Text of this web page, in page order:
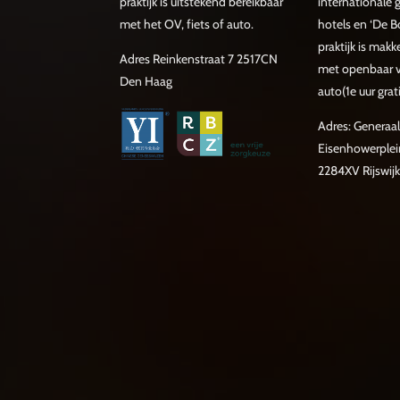
met het OV, fiets of auto.
Adres Reinkenstraat 7 2517CN
Den Haag
hotels en ‘De
praktijk is
met openbaar
auto(1e uur
Adres: Generaal
2284XV Rijswijk